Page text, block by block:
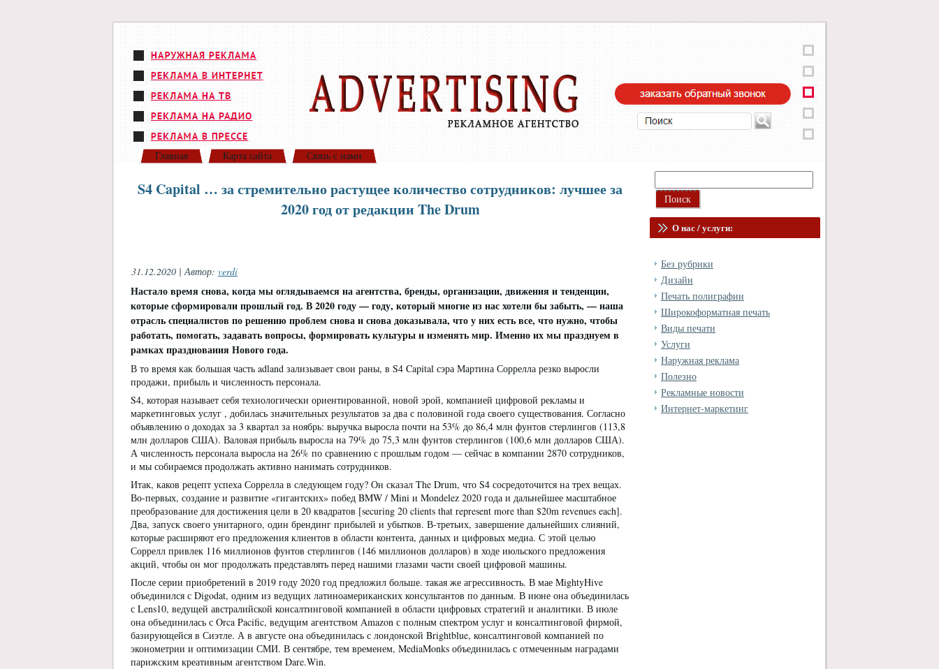
Главная Карта сайта Связь с нами
S4 Capital … за стремительно растущее количество сотрудников: лучшее за
2020 год от редакции The Drum
31.12.2020 | Автор: verdi
Настало время снова, когда мы оглядываемся на агентства, бренды, организации, движения и тенденции,
которые сформировали прошлый год. В 2020 году — году, который многие из нас хотели бы забыть, — наша
отрасль специалистов по решению проблем снова и снова доказывала, что у них есть все, что нужно, чтобы
работать, помогать, задавать вопросы, формировать культуры и изменять мир. Именно их мы празднуем в
рамках празднования Нового года.
В то время как большая часть adland зализывает свои раны, в S4 Capital сэра Мартина Соррелла резко выросли
продажи, прибыль и численность персонала.
S4, которая называет себя технологически ориентированной, новой эрой, компанией цифровой рекламы и
маркетинговых услуг , добилась значительных результатов за два с половиной года своего существования. Согласно
объявлению о доходах за 3 квартал за ноябрь: выручка выросла почти на 53% до 86,4 млн фунтов стерлингов (113,8
млн долларов США). Валовая прибыль выросла на 79% до 75,3 млн фунтов стерлингов (100,6 млн долларов США).
А численность персонала выросла на 26% по сравнению с прошлым годом — сейчас в компании 2870 сотрудников,
и мы собираемся продолжать активно нанимать сотрудников.
Итак, каков рецепт успеха Соррелла в следующем году? Он сказал The Drum, что S4 сосредоточится на трех вещах.
Во-первых, создание и развитие «гигантских» побед BMW / Mini и Mondelez 2020 года и дальнейшее масштабное
преобразование для достижения цели в 20 квадратов [securing 20 clients that represent more than $20m revenues each].
Два, запуск своего унитарного, один брендинг прибылей и убытков. В-третьих, завершение дальнейших слияний,
которые расширяют его предложения клиентов в области контента, данных и цифровых медиа. С этой целью
Соррелл привлек 116 миллионов фунтов стерлингов (146 миллионов долларов) в ходе июльского предложения
акций, чтобы он мог продолжать представлять перед нашими глазами части своей цифровой машины.
После серии приобретений в 2019 году 2020 год предложил больше. такая же агрессивность. В мае MightyHive
объединился с Digodat, одним из ведущих латиноамериканских консультантов по данным. В июне она объединилась
с Lens10, ведущей австралийской консалтинговой компанией в области цифровых стратегий и аналитики. В июле
она объединилась с Orca Pacific, ведущим агентством Amazon с полным спектром услуг и консалтинговой фирмой,
базирующейся в Сиэтле. А в августе она объединилась с лондонской Brightblue, консалтинговой компанией по
эконометрии и оптимизации СМИ. В сентябре, тем временем, MediaMonks объединилась с отмеченным наградами
парижским креативным агентством Dare.Win.
О нас / услуги:
Без рубрики
Дизайн
Печать полиграфии
Широкоформатная печать
Виды печати
Услуги
Наружная реклама
Полезно
Рекламные новости
Интернет-маркетинг